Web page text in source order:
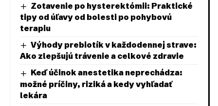
Zotavenie po hysterektómii: Praktické
tipy od úľavy od bolesti po pohybovú
terapiu
Výhody prebiotík v každodennej strave:
Ako zlepšujú trávenie a celkové zdravie
Keď účinok anestetika neprechádza:
možné príčiny, riziká a kedy vyhľadať
lekára